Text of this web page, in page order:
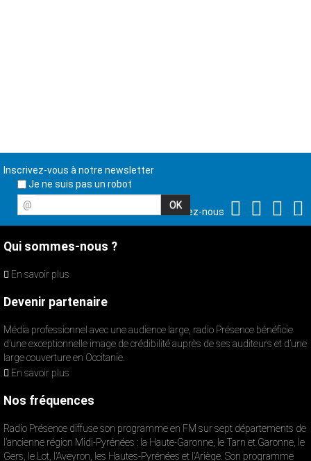
Inscrivez-vous à notre newsletter
Je ne suis pas un robot
@
Suivez-nous
Qui sommes-nous ?
En savoir plus
Devenir partenaire
Média professionnel avec une audience large, radio Présence bénéficie
d’une exceptionnelle image de crédibilité auprès de ses auditeurs et d’une
large couverture en Occitanie.
En savoir plus
Nos fréquences
Radio Présence diffuse son programme en FM sur sept départements de
l’ancienne région Midi-Pyrénées : la Haute-Garonne, le Tarn et Garonne, le
Gers, le Lot, l’Aveyron, les Hautes-Pyrénées et l’Ariège. Son programme